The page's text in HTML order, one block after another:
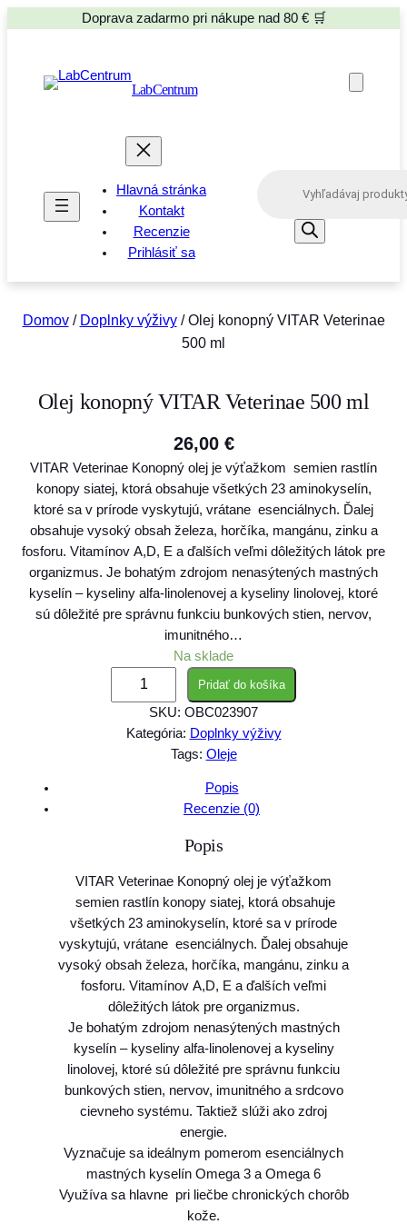
Doprava zadarmo pri nákupe nad 80 € 🛒
LabCentrum
Hlavná stránka
Kontakt
Recenzie
Prihlásiť sa
s
e
Domov/ Doplnky výživy/ Olej konopný VITAR Veterinae
500 ml
Olej konopný VITAR Veterinae 500 ml
26,00 €
VITAR Veterinae Konopný olej je výťažkom semien rastlín
konopy siatej, ktorá obsahuje všetkých 23 aminokyselín,
ktoré sa v prírode vyskytujú, vrátane esenciálnych. Ďalej
obsahuje vysoký obsah železa, horčíka, mangánu, zinku a
fosforu. Vitamínov A,D, E a ďalších veľmi dôležitých látok pre
organizmus. Je bohatým zdrojom nenasýtených mastných
kyselín – kyseliny alfa-linolenovej a kyseliny linolovej, ktoré
sú dôležité pre správnu funkciu bunkových stien, nervov,
imunitného…
Na sklade
e
j
k
o
n
o
p
n
ý
V
I
T
R
V
e
Pridať do košíka
SKU: OBC023907
Kategória: Doplnky výživy
Tags: Oleje
Popis
Recenzie (0)
Popis
VITAR Veterinae Konopný olej je výťažkom
semien rastlín konopy siatej, ktorá obsahuje
všetkých 23 aminokyselín, ktoré sa v prírode
vyskytujú, vrátane esenciálnych. Ďalej obsahuje
vysoký obsah železa, horčíka, mangánu, zinku a
fosforu. Vitamínov A,D, E a ďalších veľmi
dôležitých látok pre organizmus.
Je bohatým zdrojom nenasýtených mastných
kyselín – kyseliny alfa-linolenovej a kyseliny
linolovej, ktoré sú dôležité pre správnu funkciu
bunkových stien, nervov, imunitného a srdcovo
cievneho systému. Taktiež slúži ako zdroj
energie.
Vyznačuje sa ideálnym pomerom esenciálnych
mastných kyselín Omega 3 a Omega 6
Využíva sa hlavne pri liečbe chronických chorôb
kože.